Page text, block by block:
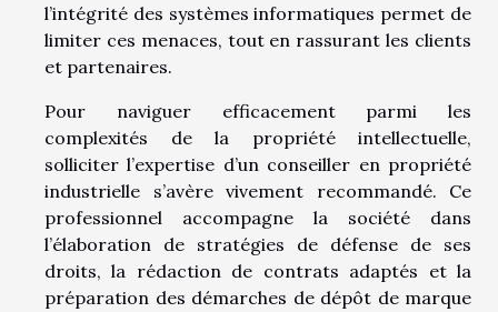
l’intégrité des systèmes informatiques permet de
limiter ces menaces, tout en rassurant les clients
et partenaires.
Pour naviguer efficacement parmi les
complexités de la propriété intellectuelle,
solliciter l’expertise d’un conseiller en propriété
industrielle s’avère vivement recommandé. Ce
professionnel accompagne la société dans
l’élaboration de stratégies de défense de ses
droits, la rédaction de contrats adaptés et la
préparation des démarches de dépôt de marque